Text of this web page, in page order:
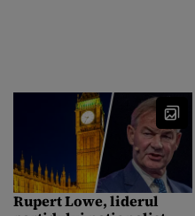
Rupert Lowe, liderul